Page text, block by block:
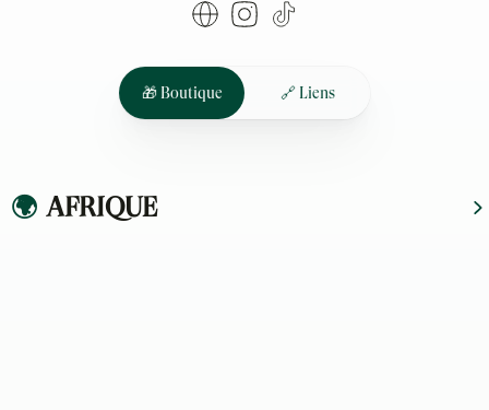
🎁 Boutique 🔗 Liens
🌍 AFRIQUE